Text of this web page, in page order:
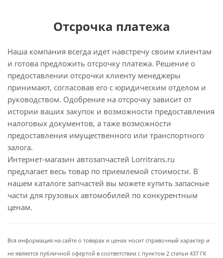
Отсрочка платежа
Наша компания всегда идет навстречу своим клиентам
и готова предложить отсрочку платежа. Решение о
предоставлении отсрочки клиенту менеджеры
принимают, согласовав его с юридическим отделом и
руководством. Одобрение на отсрочку зависит от
истории ваших закупок и возможности предоставления
налоговых документов, а таже возможности
предоставления имущественного или транспортного
залога.
Интернет-магазин автозапчастей Lorritrans.ru
предлагает весь товар по приемлемой стоимости. В
нашем каталоге запчастей вы можете купить запасные
части для грузовых автомобилей по конкурентным
ценам.
Вся информация на сайте о товарах и ценах носит справочный характер и
не является публичной офертой в соответствии с пунктом 2 статьи 437 ГК